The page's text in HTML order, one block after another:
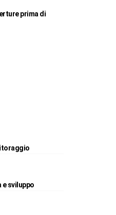
prima di
e sviluppo